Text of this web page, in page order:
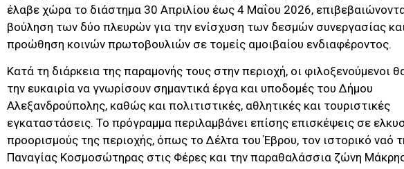
έλαβε χώρα το διάστημα 30 Απριλίου έως 4 Μαΐου 2026,
βούληση των δύο πλευρών για την ενίσχυση των δεσμών συνεργασίας
προώθηση κοινών πρωτοβουλιών σε τομείς αμοιβαίου ενδιαφέροντος.
Κατά τη διάρκεια της παραμονής τους στην περιοχή, οι φιλοξενούμενοι
την ευκαιρία να γνωρίσουν σημαντικά έργα και υποδομές του Δήμου
Αλεξανδρούπολης, καθώς και πολιτιστικές, αθλητικές και τουριστικές
εγκαταστάσεις. Το πρόγραμμα περιλαμβάνει επίσης επισκέψεις σε
προορισμούς της περιοχής, όπως το Δέλτα του Έβρου, τον ιστορικό ναό
Παναγίας Κοσμοσώτηρας στις Φέρες και την παραθαλάσσια ζώνη